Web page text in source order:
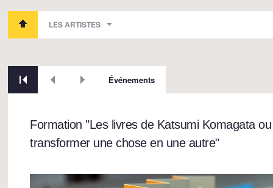
LES ARTISTES
Événements
Formation "Les livres de Katsumi Komagata
transformer une chose en une autre"